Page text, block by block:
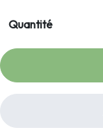
Quantité